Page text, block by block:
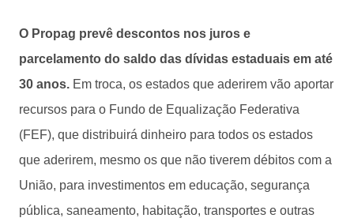
O Propag prevê descontos nos juros e
parcelamento do saldo das dívidas estaduais em até
30 anos. Em troca, os estados que aderirem vão aportar
recursos para o Fundo de Equalização Federativa
(FEF), que distribuirá dinheiro para todos os estados
que aderirem, mesmo os que não tiverem débitos com a
União, para investimentos em educação, segurança
pública, saneamento, habitação, transportes e outras